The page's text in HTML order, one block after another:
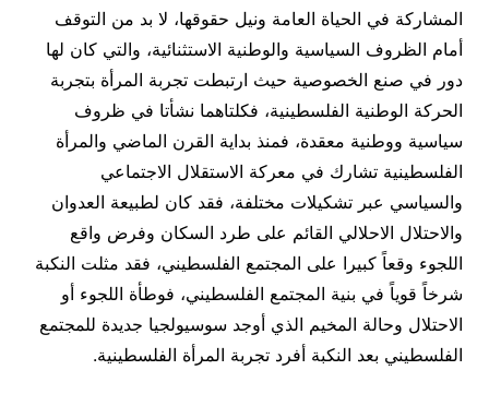
المشاركة في الحياة العامة ونيل حقوقها، لا بد من التوقف
أمام الظروف السياسية والوطنية الاستثنائية، والتي كان لها
دور في صنع الخصوصية حيث ارتبطت تجربة المرأة بتجربة
الحركة الوطنية الفلسطينية، فكلتاهما نشأتا في ظروف
سياسية ووطنية معقدة، فمنذ بداية القرن الماضي والمرأة
الفلسطينية تشارك في معركة الاستقلال الاجتماعي
والسياسي عبر تشكيلات مختلفة، فقد كان لطبيعة العدوان
والاحتلال الاحلالي القائم على طرد السكان وفرض واقع
اللجوء وقعاً كبيرا على المجتمع الفلسطيني، فقد مثلت النكبة
شرخاً قوياً في بنية المجتمع الفلسطيني، فوطأة اللجوء أو
الاحتلال وحالة المخيم الذي أوجد سوسيولجيا جديدة للمجتمع
الفلسطيني بعد النكبة أفرد تجربة المرأة الفلسطينية.